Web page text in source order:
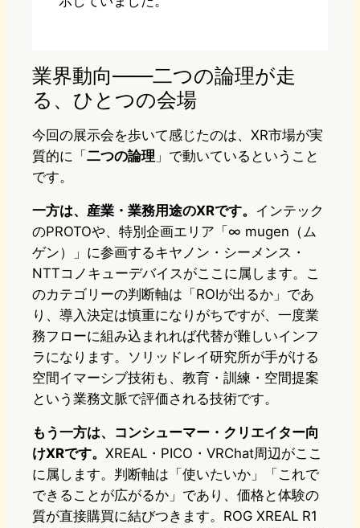
業界動向——二つの論理が走
る、ひとつの会場
今回の展示会を歩いて感じたのは、XR市場が実
質的に「 二つの論理 」で動いているということ
です。
一方は、産業・業務用途のXRです。 インテック
のPROTOや、特別企画エリア「∞ mugen（ム
ゲン）」に参画するキヤノン・シーメンス・
NTTコノキューデバイスがここに属します。こ
のカテゴリーの判断軸は「ROIが出るか」であ
り、導入決定は慎重になりがちですが、一度業
務フローに組み込まれれば代替が難しいインフ
ラになります。ソリッドレイ研究所が手がける
空間イマーシブ技術も、教育・訓練・空間提案
という業務文脈で評価される技術です。
もう一方は、コンシューマー・クリエイター向
けXRです。 XREAL・PICO・VRChat周辺がここ
に属します。判断軸は「使いたいか」「これで
できることが広がるか」であり、価格と体験の
質が直接購買に結びつきます。ROG XREAL R1